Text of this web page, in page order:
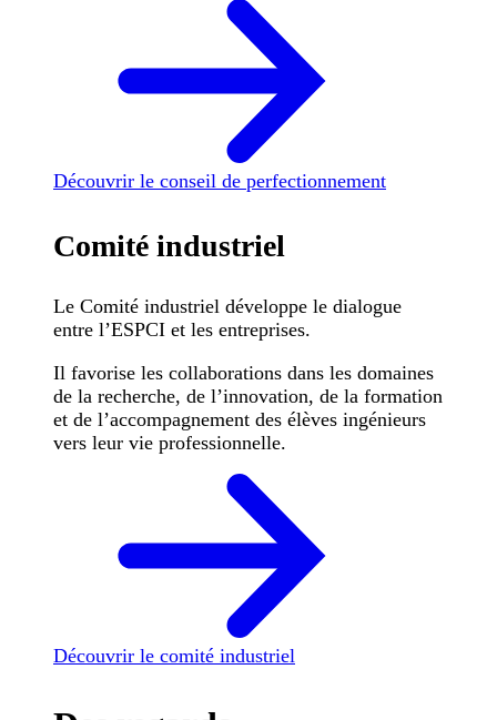
Découvrir le conseil de perfectionnement
Comité industriel
Le Comité industriel développe le dialogue
entre l’ESPCI et les entreprises.
Il favorise les collaborations dans les domaines
de la recherche, de l’innovation, de la formation
et de l’accompagnement des élèves ingénieurs
vers leur vie professionnelle.
Découvrir le comité industriel